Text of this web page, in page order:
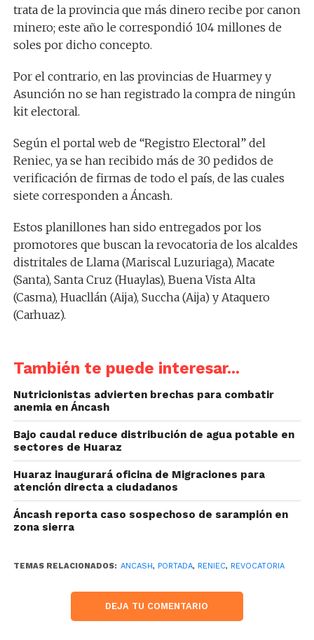
trata de la provincia que más dinero recibe por canon
minero; este año le correspondió 104 millones de
soles por dicho concepto.
Por el contrario, en las provincias de Huarmey y
Asunción no se han registrado la compra de ningún
kit electoral.
Según el portal web de “Registro Electoral” del
Reniec, ya se han recibido más de 30 pedidos de
verificación de firmas de todo el país, de las cuales
siete corresponden a Áncash.
Estos planillones han sido entregados por los
promotores que buscan la revocatoria de los alcaldes
distritales de Llama (Mariscal Luzuriaga), Macate
(Santa), Santa Cruz (Huaylas), Buena Vista Alta
(Casma), Huacllán (Aija), Succha (Aija) y Ataquero
(Carhuaz).
También te puede interesar...
Nutricionistas advierten brechas para combatir
anemia en Áncash
Bajo caudal reduce distribución de agua potable en
sectores de Huaraz
Huaraz inaugurará oficina de Migraciones para
atención directa a ciudadanos
Áncash reporta caso sospechoso de sarampión en
zona sierra
TEMAS RELACIONADOS: ANCASH, PORTADA, RENIEC, REVOCATORIA
DEJA TU COMENTARIO